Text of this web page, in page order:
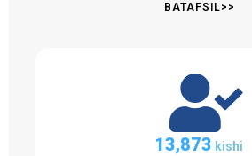
BATAFSIL>>
14,231 kishi